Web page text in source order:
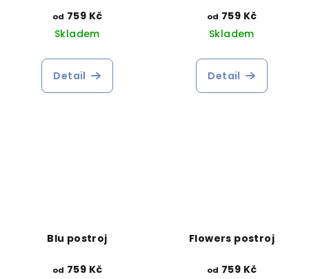
od 759 Kč
Skladem
Detail
od 759 Kč
Skladem
Detail
Blu postroj
od 759 Kč
Flowers postroj
od 759 Kč